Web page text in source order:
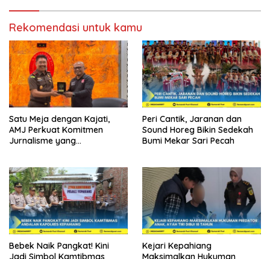
Rekomendasi untuk kamu
Satu Meja dengan Kajati,
AMJ Perkuat Komitmen
Jurnalisme yang
Peri Cantik, Jaranan dan
Sound Horeg Bikin Sedekah
Bumi Mekar Sari Pecah
Bebek Naik Pangkat! Kini
Jadi Simbol Kamtibmas
Kejari Kepahiang
Maksimalkan Hukuman